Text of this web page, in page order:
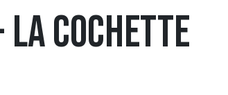
COCHETTE